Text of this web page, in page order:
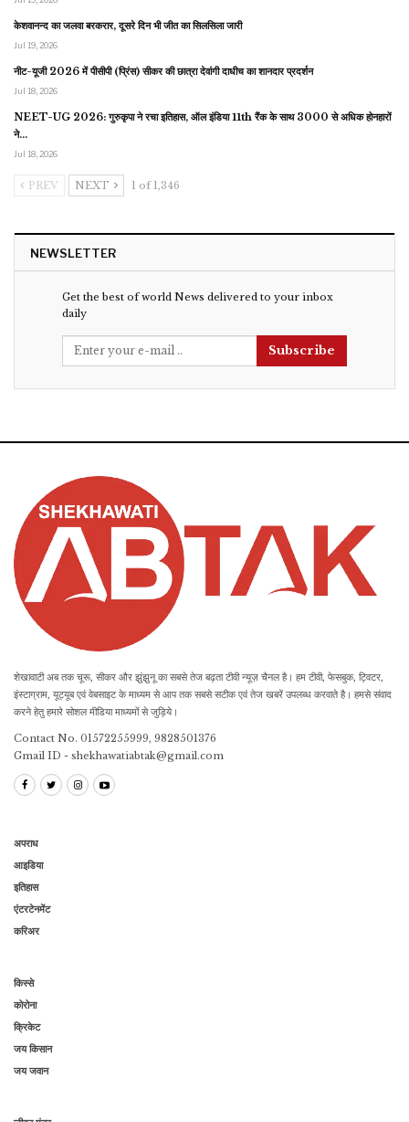
केशवानन्द का जलवा बरकरार, दूसरे दिन भी जीत का सिलसिला जारी
Jul 19, 2026
नीट-यूजी 2026 में पीसीपी (प्रिंस) सीकर की छात्रा देवांगी दाधीच का शानदार प्रदर्शन
Jul 18, 2026
NEET-UG 2026: गुरुकृपा ने रचा इतिहास, ऑल इंडिया 11th रैंक के साथ 3000 से अधिक होनहारों
ने…
Jul 18, 2026
PREV NEXT 1 of 1,346
NEWSLETTER
Get the best of world News delivered to your inbox
daily
Subscribe
शेखावाटी अब तक चूरू, सीकर और झुंझुनू का सबसे तेज बढ़ता टीवी न्यूज़ चैनल है। हम टीवी, फेसबुक, ट्विटर,
इंस्टाग्राम, यूट्यूब एवं वेबसाइट के माध्यम से आप तक सबसे सटीक एवं तेज खबरें उपलब्ध करवाते है। हमसे संवाद
करने हेतु हमारे सोशल मीडिया माध्यमों से जुड़िये।
Contact No. 01572255999, 9828501376
Gmail ID - shekhawatiabtak@gmail.com
अपराध
आइडिया
इतिहास
एंटरटेनमेंट
करिअर
किस्से
कोरोना
क्रिकेट
जय किसान
जय जवान